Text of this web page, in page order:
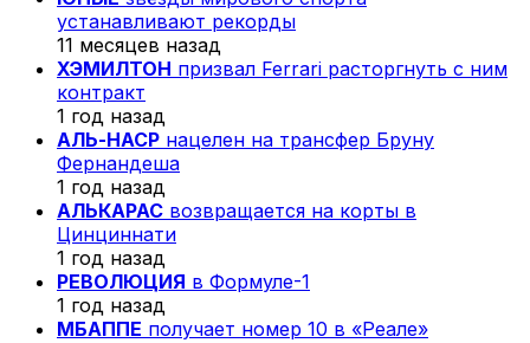
устанавливают рекорды
11 месяцев назад
ХЭМИЛТОН призвал Ferrari расторгнуть с ним
контракт
1 год назад
АЛЬ-НАСР нацелен на трансфер Бруну
Фернандеша
1 год назад
АЛЬКАРАС возвращается на корты в
Цинциннати
1 год назад
РЕВОЛЮЦИЯ в Формуле-1
1 год назад
МБАППЕ получает номер 10 в «Реале»